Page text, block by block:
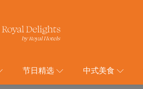
节日精选 中式美食